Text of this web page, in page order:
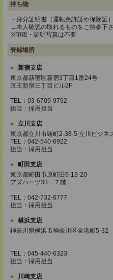
持ち物
・身分証明書（運転免許証や保険証）
→本人確認の取れるものをご持参下さ
※印鑑・証明写真は不要
登録場所
新宿支店
東京都新宿区新宿3丁目1番24号
京王新宿三丁目ビル2F
TEL：03-6709-9792
担当：採用担当
立川支店
東京都立川市曙町2-38-5 立川ビジネ
TEL：042-540-6922
担当：採用担当
町田支店
東京都町田市原町田6-13-20
アズハーツ33 ７階
TEL：042-732-6777
担当：採用担当
横浜支店
神奈川県横浜市神奈川区金港町
TEL：045-440-6323
担当：採用担当
川崎支店